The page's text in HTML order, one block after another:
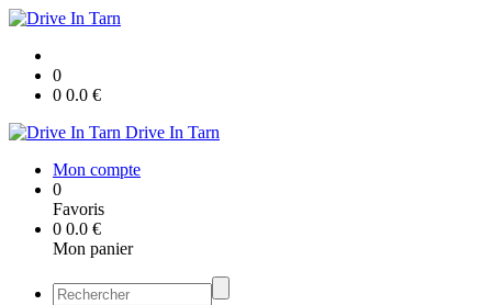
0
0 0.0 €
Drive In Tarn
Mon compte
0
Favoris
0 0.0 €
Mon panier